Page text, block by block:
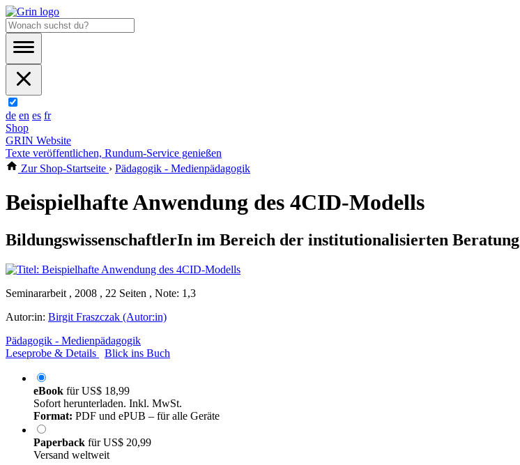
de en es fr
Shop
GRIN Website
Texte veröffentlichen, Rundum-Service genießen
Zur Shop-Startseite › Pädagogik - Medienpädagogik
Beispielhafte Anwendung des 4CID-Modells
BildungswissenschaftlerIn im Bereich der institutionalisierten Beratung
Seminararbeit , 2008 , 22 Seiten , Note: 1,3
Autor:in: Birgit Fraszczak (Autor:in)
Pädagogik - Medienpädagogik
Leseprobe & Details
Blick ins Buch
eBook fürUS$ 18,99
Sofort herunterladen. Inkl. MwSt.
Format: PDF und ePUB – für alle Geräte
Paperback fürUS$ 20,99
Versand weltweit